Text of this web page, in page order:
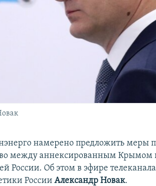
намерено предложить меры
между аннексированным
России. Об этом в эфире телеканала
РоссииАлександр Новак.